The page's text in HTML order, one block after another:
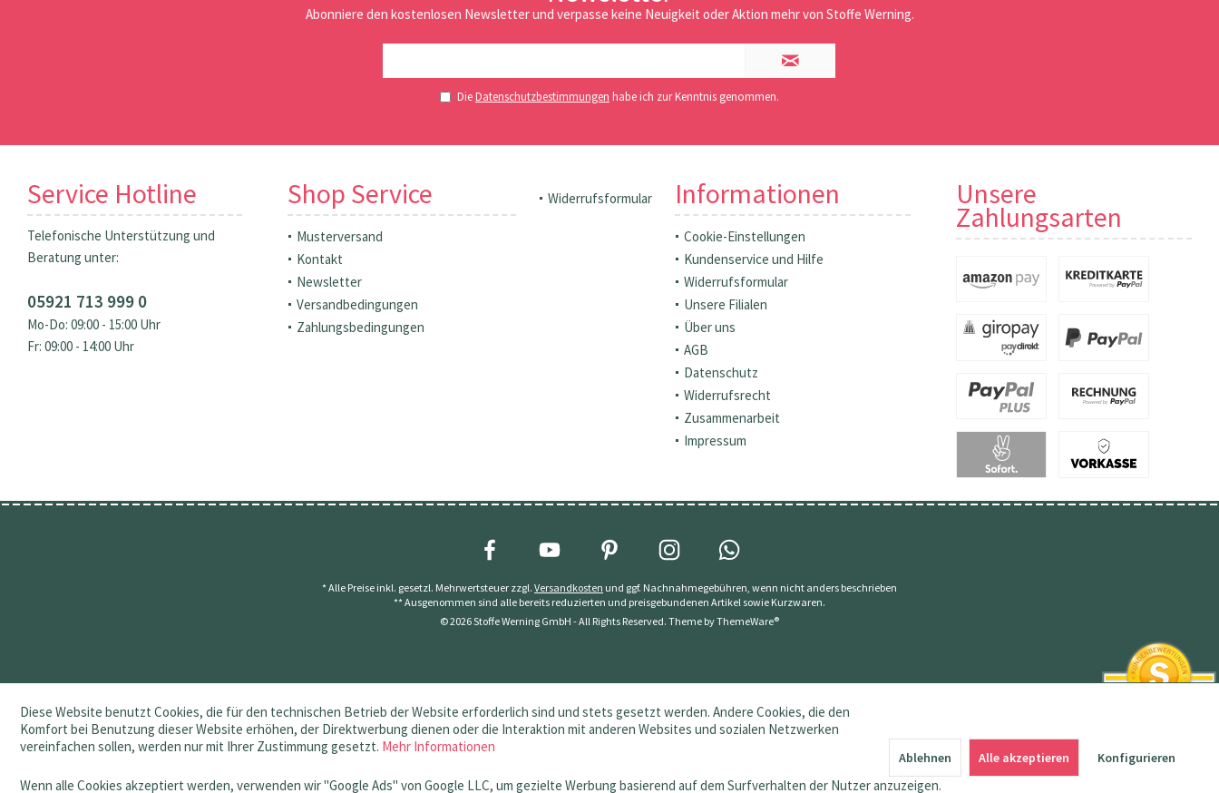
Abonniere den kostenlosen Newsletter und verpasse keine Neuigkeit oder Aktion mehr von Stoffe Werning.
DieDatenschutzbestimmungen habe ich zur Kenntnis genommen.
Service Hotline
Telefonische Unterstützung und
Beratung unter:
05921 713 999 0
Mo-Do: 09:00 - 15:00 Uhr
Fr: 09:00 - 14:00 Uhr
Shop Service
Musterversand
Kontakt
Newsletter
Versandbedingungen
Zahlungsbedingungen
Widerrufsformular Informationen
Cookie-Einstellungen
Kundenservice und Hilfe
Widerrufsformular
Unsere Filialen
Über uns
AGB
Datenschutz
Widerrufsrecht
Zusammenarbeit
Impressum
Unsere
Zahlungsarten
* Alle Preise inkl. gesetzl. Mehrwertsteuer zzgl. Versandkosten und ggf. Nachnahmegebühren, wenn nicht anders beschrieben
** Ausgenommen sind alle bereits reduzierten und preisgebundenen Artikel sowie Kurzwaren.
© 2026 Stoffe Werning GmbH - All Rights Reserved. Theme byThemeWare®
Diese Website benutzt Cookies, die für den technischen Betrieb der Website erforderlich sind und stets gesetzt werden. Andere Cookies, die den
Komfort bei Benutzung dieser Website erhöhen, der Direktwerbung dienen oder die Interaktion mit anderen Websites und sozialen Netzwerken
vereinfachen sollen, werden nur mit Ihrer Zustimmung gesetzt. Mehr Informationen
Wenn alle Cookies akzeptiert werden, verwenden wir "Google Ads" von Google LLC, um gezielte Werbung basierend auf dem Surfverhalten der Nutzer anzuzeigen.
Ablehnen Alle akzeptieren Konfigurieren
aus 145 Bewertungen